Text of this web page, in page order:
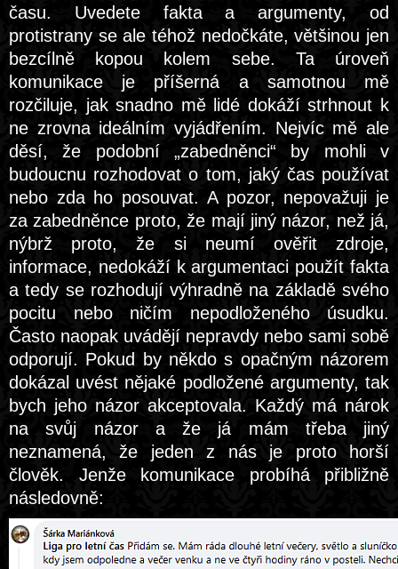
času. Uvedete fakta a argumenty, od
protistrany se ale téhož nedočkáte, většinou jen
bezcílně kopou kolem sebe. Ta úroveň
komunikace je příšerná a samotnou mě
rozčiluje, jak snadno mě lidé dokáží strhnout k
ne zrovna ideálním vyjádřením. Nejvíc mě ale
děsí, že podobní „zabedněnci“ by mohli v
budoucnu rozhodovat o tom, jaký čas používat
nebo zda ho posouvat. A pozor, nepovažuji je
za zabedněnce proto, že mají jiný názor, než já,
nýbrž proto, že si neumí ověřit zdroje,
informace, nedokáží k argumentaci použít fakta
a tedy se rozhodují výhradně na základě svého
pocitu nebo ničím nepodloženého úsudku.
Často naopak uvádějí nepravdy nebo sami sobě
odporují. Pokud by někdo s opačným názorem
dokázal uvést nějaké podložené argumenty, tak
bych jeho názor akceptovala. Každý má nárok
na svůj názor a že já mám třeba jiný
neznamená, že jeden z nás je proto horší
člověk. Jenže komunikace probíhá přibližně
následovně: